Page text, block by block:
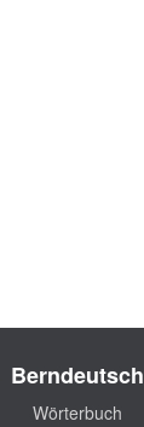
Berndeutsch
Wörterbuch